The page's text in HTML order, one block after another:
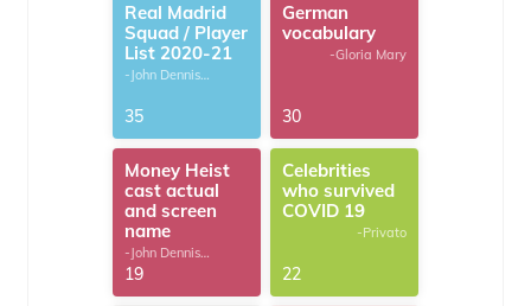
Real Madrid
Squad / Player
List 2020-21
-John Dennis
35
German
vocabulary
-Gloria Mary
30
Money Heist
cast actual
and screen
name
-John Dennis
G.Thomas
19
Celebrities
who survived
COVID 19
-Privato
22